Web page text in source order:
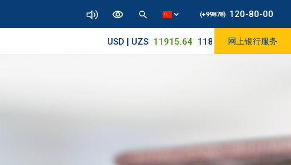
(+99878) 120-80-00
USD | UZS 11915.64 11830/11965网上银行服务